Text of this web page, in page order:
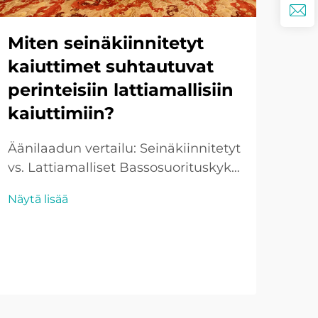
Miten seinäkiinnitetyt
kaiuttimet suhtautuvat
perinteisiin lattiamallisiin
kaiuttimiin?
Äänilaadun vertailu: Seinäkiinnitetyt
vs. Lattiamalliset Bassosuorituskyky:
yleensä parempia
Näytä lisää